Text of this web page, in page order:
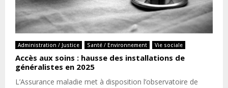
Administration / Justice Santé / Environnement Vie sociale
Accès aux soins : hausse des installations de
généralistes en 2025
L’Assurance maladie met à disposition l’observatoire de